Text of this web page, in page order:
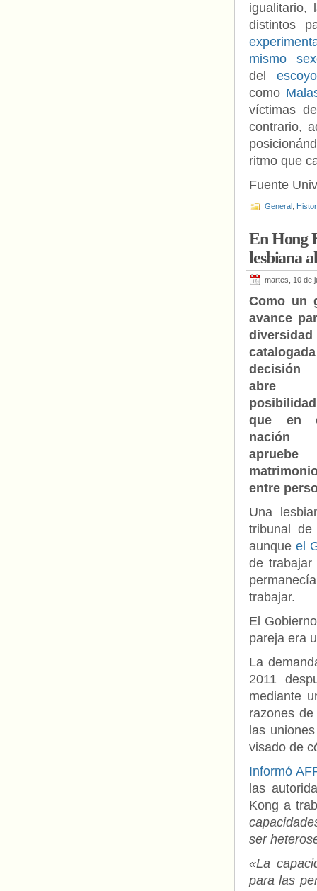
igualitario,
distintos
mismo
del
como
víctimas
contrario,
ritmo que
Fuente
General
En Hong
lesbiana
martes, 10 de
Como un
avance
decisión
abre
que en
nación
entre
Una
tribunal
aunque el
de
trabajar.
El
pareja era
La
2011
mediante
razones
las
visado de
Informó
las
Kong a
ser
«La
para las